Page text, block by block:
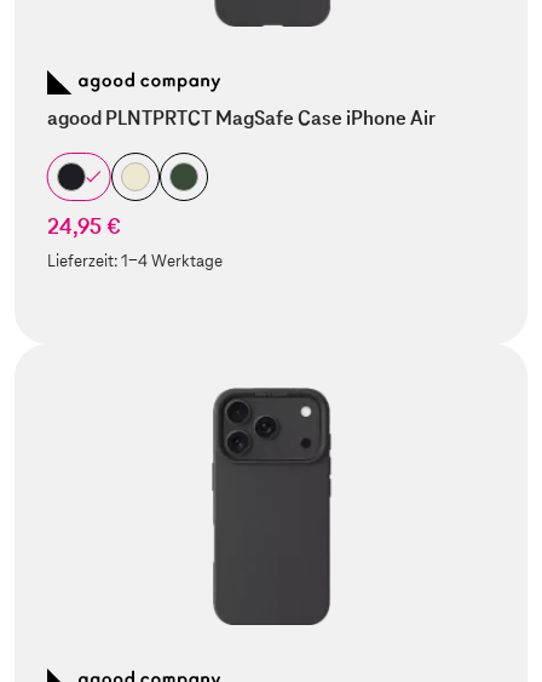
agood PLNTPRTCT MagSafe Case iPhone Air
24,95 €
Lieferzeit:1-4 Werktage